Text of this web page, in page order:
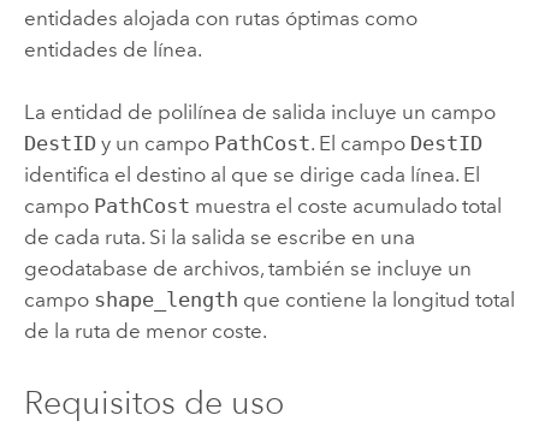
entidades alojada con rutas óptimas como
entidades de línea.
La entidad de polilínea de salida incluye un campo
DestIDy un campo PathCost. El campo DestID
identifica el destino al que se dirige cada línea. El
campo PathCost muestra el coste acumulado total
de cada ruta. Si la salida se escribe en una
geodatabase de archivos, también se incluye un
campo shape_length que contiene la longitud total
de la ruta de menor coste.
Requisitos de uso